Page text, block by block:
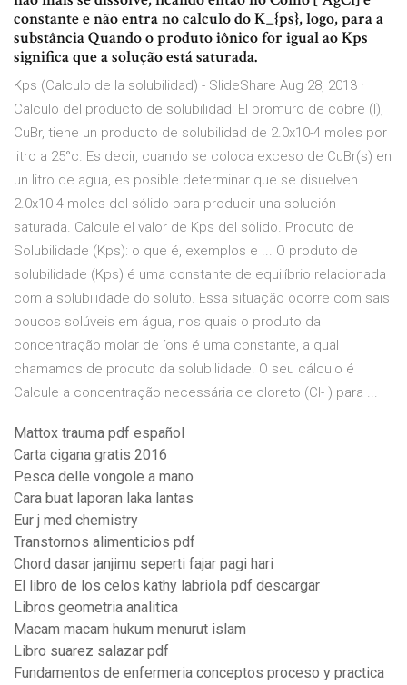
constante e não entra no calculo do K_{ps}, logo, para a
substância Quando o produto iônico for igual ao Kps
significa que a solução está saturada.
Kps (Calculo de la solubilidad) - SlideShare Aug 28, 2013 ·
Calculo del producto de solubilidad: El bromuro de cobre (I),
CuBr, tiene un producto de solubilidad de 2.0x10-4 moles por
litro a 25°c. Es decir, cuando se coloca exceso de CuBr(s) en
un litro de agua, es posible determinar que se disuelven
2.0x10-4 moles del sólido para producir una solución
saturada. Calcule el valor de Kps del sólido. Produto de
Solubilidade (Kps): o que é, exemplos e ... O produto de
solubilidade (Kps) é uma constante de equilíbrio relacionada
com a solubilidade do soluto. Essa situação ocorre com sais
poucos solúveis em água, nos quais o produto da
concentração molar de íons é uma constante, a qual
chamamos de produto da solubilidade. O seu cálculo é
Calcule a concentração necessária de cloreto (Cl- ) para ...
Mattox trauma pdf español
Carta cigana gratis 2016
Pesca delle vongole a mano
Cara buat laporan laka lantas
Eur j med chemistry
Transtornos alimenticios pdf
Chord dasar janjimu seperti fajar pagi hari
El libro de los celos kathy labriola pdf descargar
Libros geometria analitica
Macam macam hukum menurut islam
Libro suarez salazar pdf
Fundamentos de enfermeria conceptos proceso y practica